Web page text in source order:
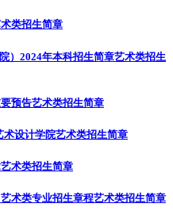
类招生简章
）2024年本科招生简章艺术类招生
预告艺术类招生简章
术设计学院艺术类招生简章
艺术类招生简章
术类专业招生章程艺术类招生简章